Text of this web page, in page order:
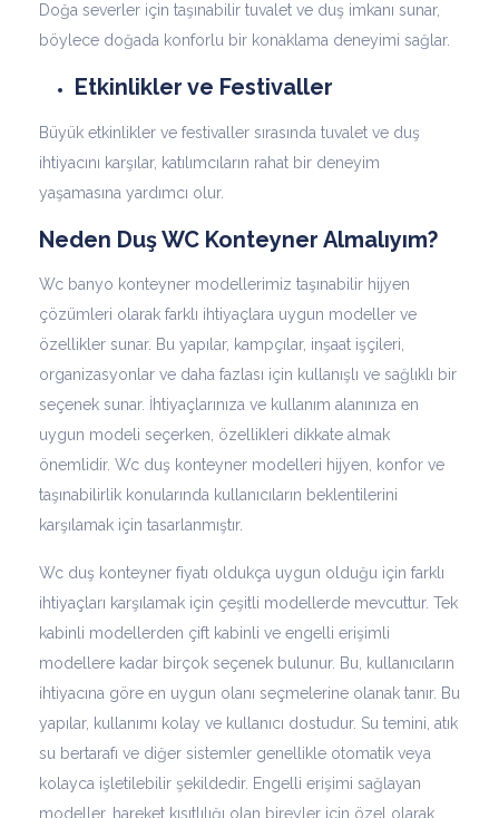
Doğa severler için taşınabilir tuvalet ve duş imkanı sunar,
böylece doğada konforlu bir konaklama deneyimi sağlar.
Etkinlikler ve Festivaller
Büyük etkinlikler ve festivaller sırasında tuvalet ve duş
ihtiyacını karşılar, katılımcıların rahat bir deneyim
yaşamasına yardımcı olur.
Neden Duş WC Konteyner Almalıyım?
Wc banyo konteyner modellerimiz taşınabilir hijyen
çözümleri olarak farklı ihtiyaçlara uygun modeller ve
özellikler sunar. Bu yapılar, kampçılar, inşaat işçileri,
organizasyonlar ve daha fazlası için kullanışlı ve sağlıklı bir
seçenek sunar. İhtiyaçlarınıza ve kullanım alanınıza en
uygun modeli seçerken, özellikleri dikkate almak
önemlidir. Wc duş konteyner modelleri hijyen, konfor ve
taşınabilirlik konularında kullanıcıların beklentilerini
karşılamak için tasarlanmıştır.
Wc duş konteyner fiyatı oldukça uygun olduğu için farklı
ihtiyaçları karşılamak için çeşitli modellerde mevcuttur. Tek
kabinli modellerden çift kabinli ve engelli erişimli
modellere kadar birçok seçenek bulunur. Bu, kullanıcıların
ihtiyacına göre en uygun olanı seçmelerine olanak tanır. Bu
yapılar, kullanımı kolay ve kullanıcı dostudur. Su temini, atık
su bertarafı ve diğer sistemler genellikle otomatik veya
kolayca işletilebilir şekildedir. Engelli erişimi sağlayan
modeller, hareket kısıtlılığı olan bireyler için özel olarak